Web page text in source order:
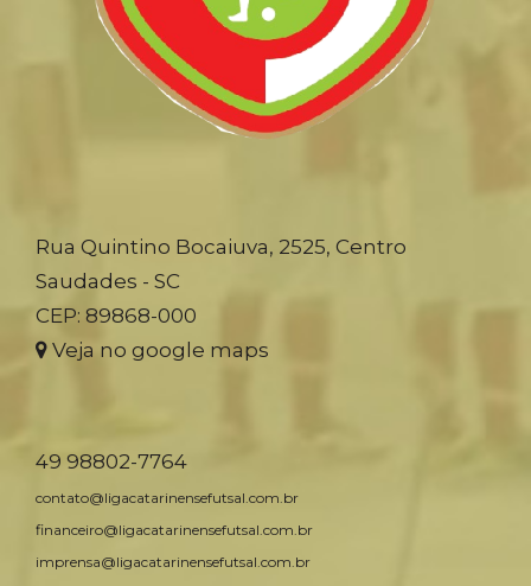
Rua Quintino Bocaiuva, 2525, Centro
Saudades - SC
CEP: 89868-000
Veja no google maps
49 98802-7764
contato@ligacatarinensefutsal.com.br
financeiro@ligacatarinensefutsal.com.br
imprensa@ligacatarinensefutsal.com.br